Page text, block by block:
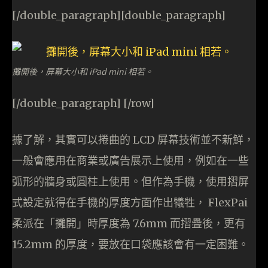
[/double_paragraph][double_paragraph]
攤開後，屏幕大小和 iPad mini 相若。
[/double_paragraph] [/row]
據了解，其實可以捲曲的 LCD 屏幕技術並不新鮮，
一般會應用在商業或廣告展示上使用，例如在一些
弧形的牆身或圓柱上使用。但作為手機，使用摺屏
式設定就得在手機的厚度方面作出犧牲， FlexPai
柔派在「攤開」時厚度為 7.6mm 而摺疊後，更有
15.2mm 的厚度，要放在口袋應該會有一定困難。